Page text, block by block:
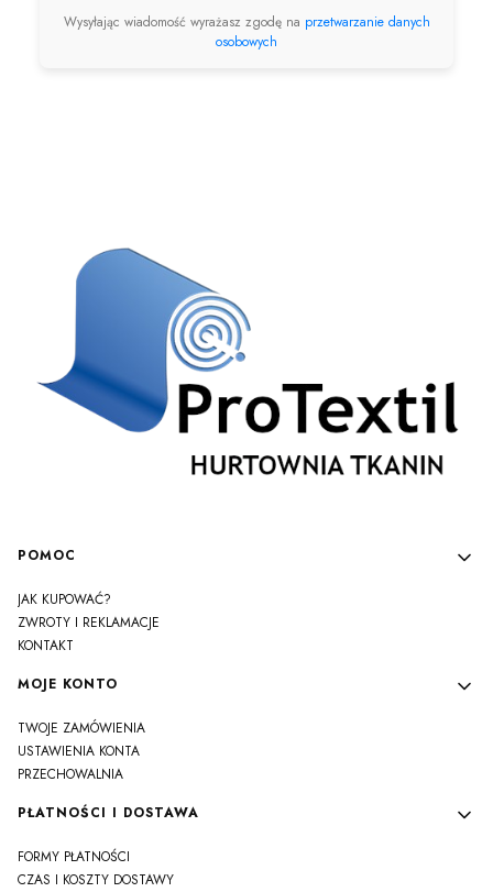
Wysyłając wiadomość wyrażasz zgodę na przetwarzanie danych
osobowych
Linki w stopce
POMOC
JAK KUPOWAĆ?
ZWROTY I REKLAMACJE
KONTAKT
MOJE KONTO
TWOJE ZAMÓWIENIA
USTAWIENIA KONTA
PRZECHOWALNIA
PŁATNOŚCI I DOSTAWA
FORMY PŁATNOŚCI
CZAS I KOSZTY DOSTAWY